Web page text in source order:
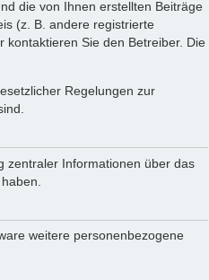
die von Ihnen erstellten Beiträge
(z. B. andere registrierte
kontaktieren Sie den Betreiber. Die
Regelungen zur
zentraler Informationen über das
weitere personenbezogene